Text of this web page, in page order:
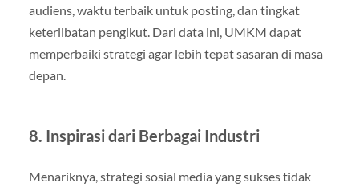
audiens, waktu terbaik untuk posting, dan tingkat
keterlibatan pengikut. Dari data ini, UMKM dapat
memperbaiki strategi agar lebih tepat sasaran di masa
depan.
8. Inspirasi dari Berbagai Industri
Menariknya, strategi sosial media yang sukses tidak